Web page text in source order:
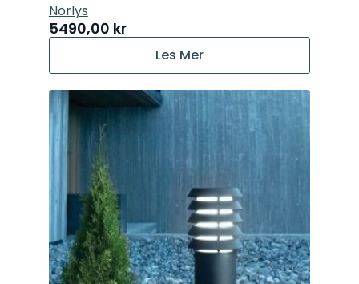
Norlys
5490,00 kr
Les Mer